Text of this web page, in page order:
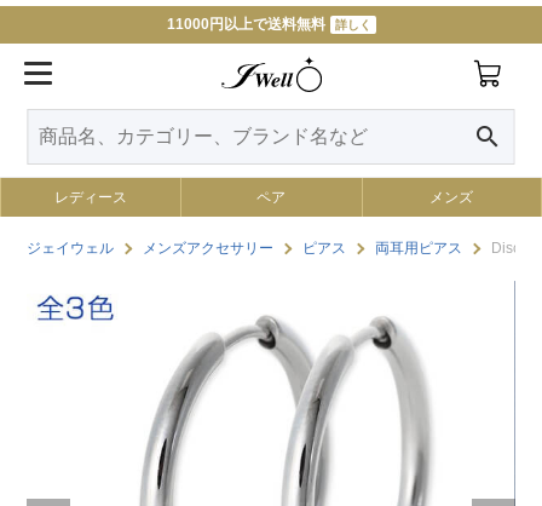
11000円以上で送料無料 詳しく
search
レディース ペア メンズ
ジェイウェル メンズアクセサリー ピアス 両耳用ピアス Disc